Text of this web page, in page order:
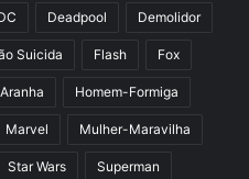
Deadpool Demolidor
Suicida Flash Fox
Homem-Formiga
Marvel Mulher-Maravilha
Star Wars Superman